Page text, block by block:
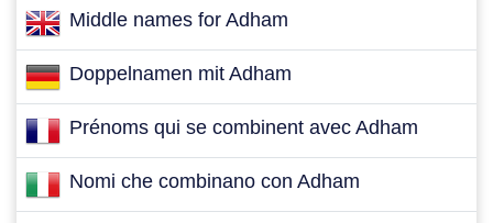
Middle names for Adham
Doppelnamen mit Adham
Prénoms qui se combinent avec Adham
Nomi che combinano con Adham